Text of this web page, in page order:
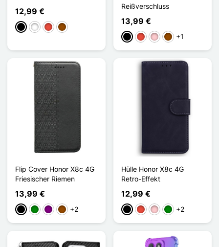
12,99 €
Schwarz
WeißRot Braun
Reißverschluss
13,99 €
Schwarz
Rot PinkBraun
+1
Flip Cover Honor X8c 4G
Friesischer Riemen
13,99 €
Schwarz
GrünViolettBraun
+2
Hülle Honor X8c 4G
Retro-Effekt
12,99 €
Schwarz
Rot PinkGrün+2